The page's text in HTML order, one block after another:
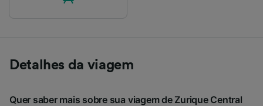
Detalhes da viagem
Quer saber mais sobre sua viagem de Zurique Central